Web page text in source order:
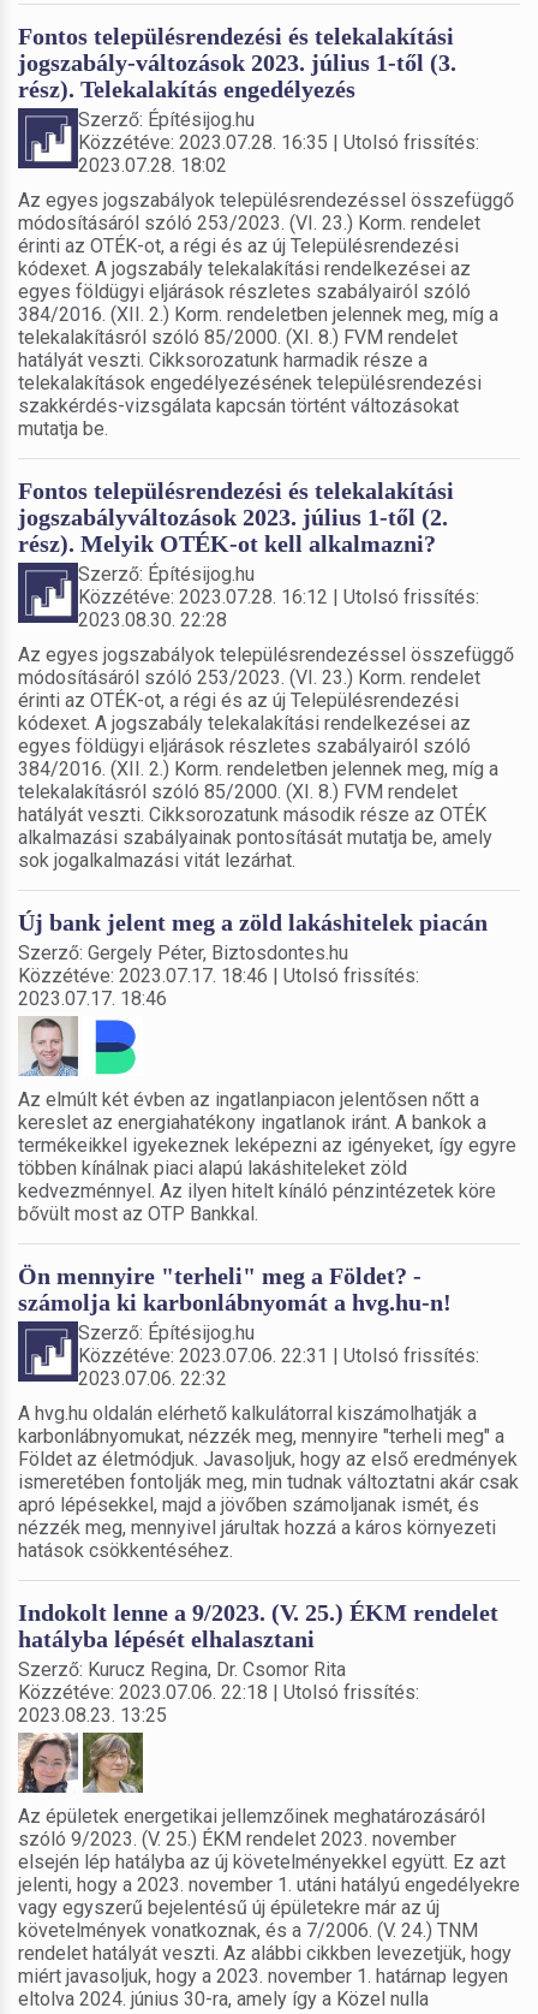
Fontos településrendezési és telekalakítási
jogszabály-változások 2023. július 1-től (3.
rész). Telekalakítás engedélyezés
Szerző: Építésijog.hu
Közzétéve: 2023.07.28. 16:35 | Utolsó frissítés:
2023.07.28. 18:02
Az egyes jogszabályok településrendezéssel összefüggő
módosításáról szóló 253/2023. (VI. 23.) Korm. rendelet
érinti az OTÉK-ot, a régi és az új Településrendezési
kódexet. A jogszabály telekalakítási rendelkezései az
egyes földügyi eljárások részletes szabályairól szóló
384/2016. (XII. 2.) Korm. rendeletben jelennek meg, míg a
telekalakításról szóló 85/2000. (XI. 8.) FVM rendelet
hatályát veszti. Cikksorozatunk harmadik része a
telekalakítások engedélyezésének településrendezési
szakkérdés-vizsgálata kapcsán történt változásokat
mutatja be.
Fontos településrendezési és telekalakítási
jogszabályváltozások 2023. július 1-től (2.
rész). Melyik OTÉK-ot kell alkalmazni?
Szerző: Építésijog.hu
Közzétéve: 2023.07.28. 16:12 | Utolsó frissítés:
2023.08.30. 22:28
Az egyes jogszabályok településrendezéssel összefüggő
módosításáról szóló 253/2023. (VI. 23.) Korm. rendelet
érinti az OTÉK-ot, a régi és az új Településrendezési
kódexet. A jogszabály telekalakítási rendelkezései az
egyes földügyi eljárások részletes szabályairól szóló
384/2016. (XII. 2.) Korm. rendeletben jelennek meg, míg a
telekalakításról szóló 85/2000. (XI. 8.) FVM rendelet
hatályát veszti. Cikksorozatunk második része az OTÉK
alkalmazási szabályainak pontosítását mutatja be, amely
sok jogalkalmazási vitát lezárhat.
Új bank jelent meg a zöld lakáshitelek piacán
Szerző: Gergely Péter, Biztosdontes.hu
Közzétéve: 2023.07.17. 18:46 | Utolsó frissítés:
2023.07.17. 18:46
Az elmúlt két évben az ingatlanpiacon jelentősen nőtt a
kereslet az energiahatékony ingatlanok iránt. A bankok a
termékeikkel igyekeznek leképezni az igényeket, így egyre
többen kínálnak piaci alapú lakáshiteleket zöld
kedvezménnyel. Az ilyen hitelt kínáló pénzintézetek köre
bővült most az OTP Bankkal.
Ön mennyire "terheli" meg a Földet? -
számolja ki karbonlábnyomát a hvg.hu-n!
Szerző: Építésijog.hu
Közzétéve: 2023.07.06. 22:31 | Utolsó frissítés:
2023.07.06. 22:32
A hvg.hu oldalán elérhető kalkulátorral kiszámolhatják a
karbonlábnyomukat, nézzék meg, mennyire "terheli meg" a
Földet az életmódjuk. Javasoljuk, hogy az első eredmények
ismeretében fontolják meg, min tudnak változtatni akár csak
apró lépésekkel, majd a jövőben számoljanak ismét, és
nézzék meg, mennyivel járultak hozzá a káros környezeti
hatások csökkentéséhez.
Indokolt lenne a 9/2023. (V. 25.) ÉKM rendelet
hatályba lépését elhalasztani
Szerző: Kurucz Regina, Dr. Csomor Rita
Közzétéve: 2023.07.06. 22:18 | Utolsó frissítés:
2023.08.23. 13:25
Az épületek energetikai jellemzőinek meghatározásáról
szóló 9/2023. (V. 25.) ÉKM rendelet 2023. november
elsején lép hatályba az új követelményekkel együtt. Ez azt
jelenti, hogy a 2023. november 1. utáni hatályú engedélyekre
vagy egyszerű bejelentésű új épületekre már az új
követelmények vonatkoznak, és a 7/2006. (V. 24.) TNM
rendelet hatályát veszti. Az alábbi cikkben levezetjük, hogy
miért javasoljuk, hogy a 2023. november 1. határnap legyen
eltolva 2024. június 30-ra, amely így a Közel nulla